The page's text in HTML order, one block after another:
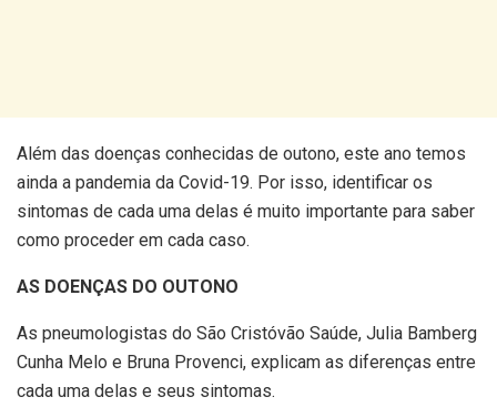
Além das doenças conhecidas de outono, este ano temos
ainda a pandemia da Covid-19. Por isso, identificar os
sintomas de cada uma delas é muito importante para saber
como proceder em cada caso.
AS DOENÇAS DO OUTONO
As pneumologistas do São Cristóvão Saúde, Julia Bamberg
Cunha Melo e Bruna Provenci, explicam as diferenças entre
cada uma delas e seus sintomas.